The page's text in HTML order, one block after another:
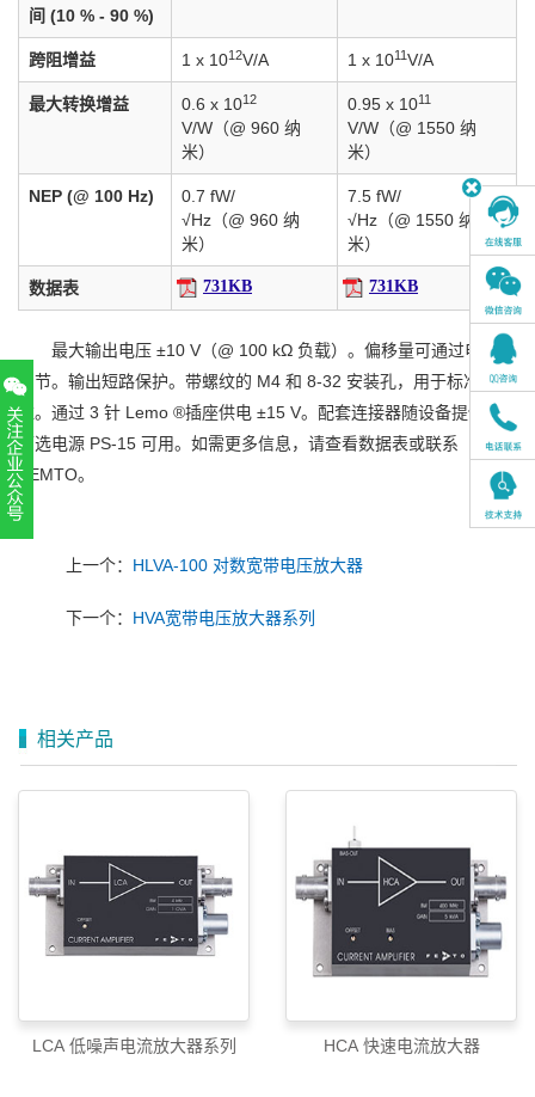
间 (10 % - 90 %)
跨阻增益 1 x 1012V/A 1 x 1011V/A
最大转换增益 0.6 x 1012
V/W（@ 960 纳
米）
0.95 x 1011
V/W（@ 1550 纳
米）
NEP (@ 100 Hz)
0.7 fW/
√Hz（@ 960 纳
米）
7.5 fW/
√Hz（@ 1550 纳
米）
数据表 731KB 731KB
最大输出电压 ±10 V（@ 100 kΩ 负载）。偏移量可通过电位器
调节。输出短路保护。带螺纹的 M4 和 8-32 安装孔，用于标准安装
柱。通过 3 针 Lemo ®插座供电 ±15 V。配套连接器随设备提供。
可选电源 PS-15 可用。如需更多信息，请查看数据表或联系
FEMTO。
上一个： HLVA-100 对数宽带电压放大器
下一个： HVA宽带电压放大器系列
相关产品
LCA 低噪声电流放大器系列 HCA 快速电流放大器
扫一扫，关注官方账号
010-52867771